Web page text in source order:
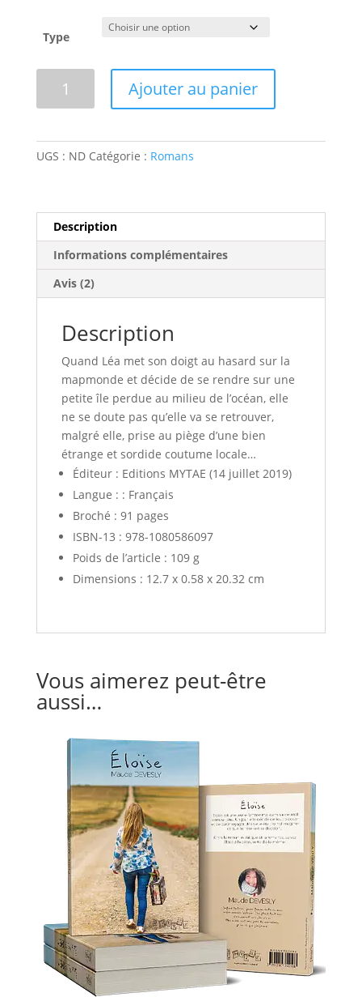
Type
Ajouter au panier
UGS : ND Catégorie : Romans
Description
Informations complémentaires
Avis (2)
Description
Quand Léa met son doigt au hasard sur la
mapmonde et décide de se rendre sur une
petite île perdue au milieu de l’océan, elle
ne se doute pas qu’elle va se retrouver,
malgré elle, prise au piège d’une bien
étrange et sordide coutume locale…
Éditeur : Editions MYTAE (14 juillet 2019)
Langue : : Français
Broché : 91 pages
ISBN-13 : 978-1080586097
Poids de l’article : 109 g
Dimensions : 12.7 x 0.58 x 20.32 cm
Vous aimerez peut-être
aussi…